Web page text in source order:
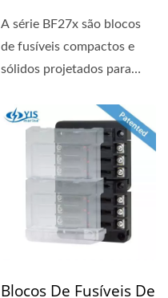
A série BF27x são blocos
de fusíveis compactos e
sólidos projetados para
Blocos De Fusíveis De